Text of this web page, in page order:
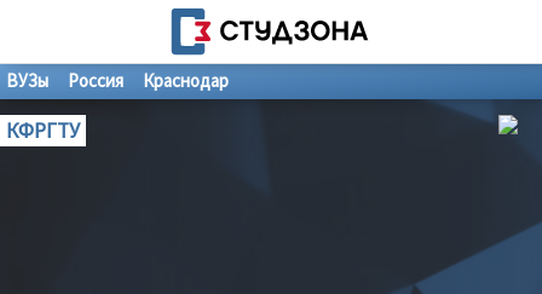
ВУЗы Россия Краснодар
КФРГТУ